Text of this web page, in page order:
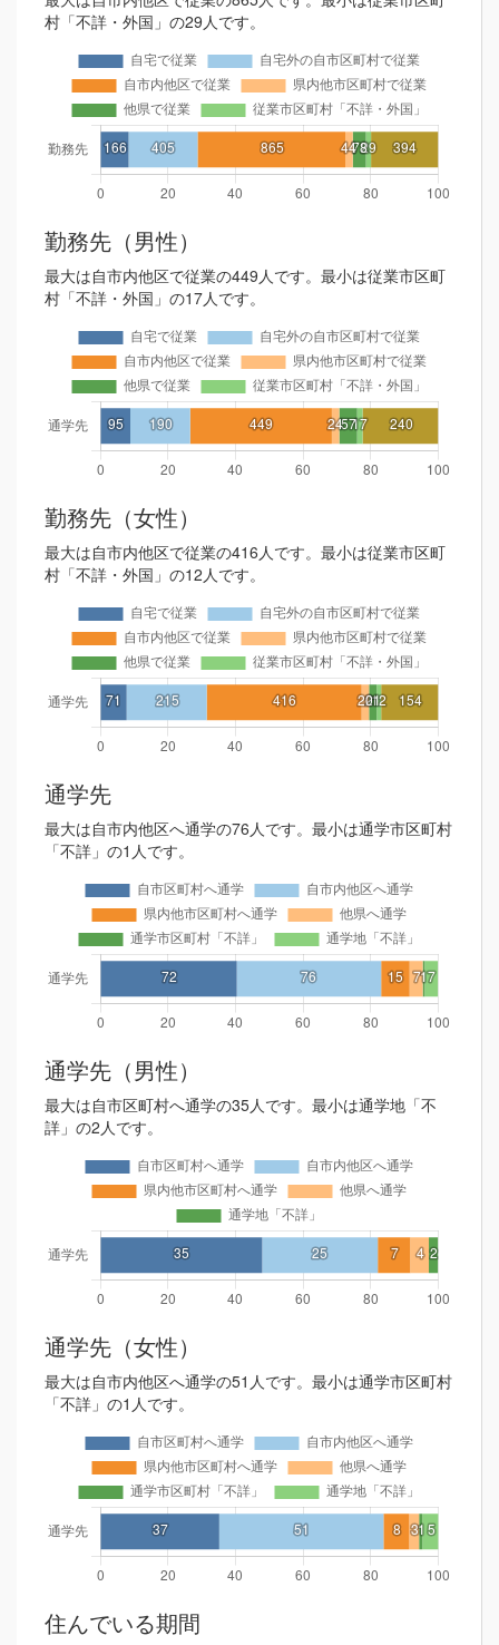
村「不詳・外国」の29人です。
勤務先（男性）
最大は自市内他区で従業の449人です。最小は従業市区町
村「不詳・外国」の17人です。
勤務先（女性）
最大は自市内他区で従業の416人です。最小は従業市区町
村「不詳・外国」の12人です。
通学先
最大は自市内他区へ通学の76人です。最小は通学市区町村
「不詳」の1人です。
通学先（男性）
最大は自市区町村へ通学の35人です。最小は通学地「不
詳」の2人です。
通学先（女性）
最大は自市内他区へ通学の51人です。最小は通学市区町村
「不詳」の1人です。
住んでいる期間